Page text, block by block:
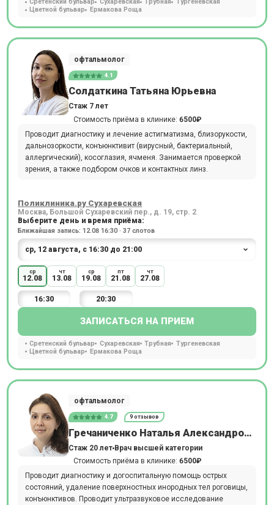
Сретенский бульвар Сухаревская Трубная
Тургеневская
Цветной бульвар
Ермакова Роща
офтальмолог
4.1
Солдаткина Татьяна Юрьевна
Стаж 7 лет
Стоимость приёма в клинике: 6500₽
Проводит диагностику и лечение астигматизма, близорукости,
дальнозоркости, конъюнктивит (вирусный, бактериальный,
аллергический), косоглазия, ячменя. Занимается проверкой
зрения, а также подбором очков и контактных линз.
Поликлиника.ру Сухаревская
Москва, Большой Сухаревский пер., д. 19, стр. 2
Выберите день и время приёма:
Ближайшая запись: 12.08 16:30 · 37 слотов
ср
12.08
чт
13.08
ср
19.08
пт
21.08
чт
27.08
16:30 20:30
ЗАПИСАТЬСЯ НА ПРИЕМ
Сретенский бульвар Сухаревская Трубная
Тургеневская
Цветной бульвар
Ермакова Роща
офтальмолог
4.7 9 отзывов
Гречаниченко Наталья Александровна
Стаж 20 лет Врач высшей категории
Стоимость приёма в клинике: 6500₽
Проводит диагностику и догоспитальную помощь острых
состояний, удаление поверхностных инородных тел роговицы,
конъюнктивов. Проводит ультразвуковое исследование